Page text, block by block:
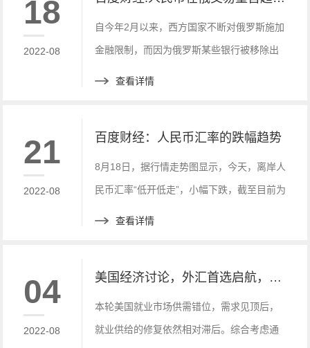
18
2022-08
自今年2月以来，西方国家不断对俄罗斯施加
金融限制，而因为俄罗斯某些银行被移除出
查看详情
21
2022-08
百度财经：人民币汇率的跌幅趋势
8月18日，据行情走势图显示，今天，离岸人
民币汇率“低开低走”，小幅下跌，截至目前为
查看详情
04
2022-08
美国经济讨论，外汇首选启航，市场全新小白标
本轮美国就业市场供需错位，需求见顶后，
就业供给的修复依然相对滞后。综合考虑通